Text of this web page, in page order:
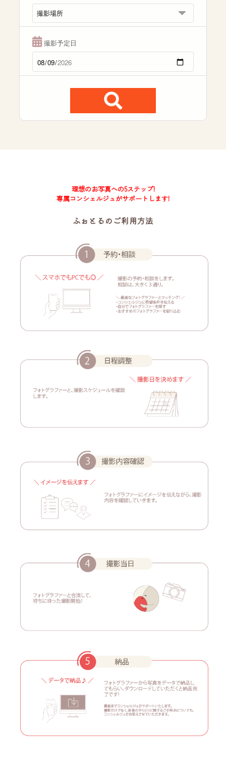
撮影予定日
理想のお写真への5ステップ!
専属コンシェルジュがサポートします!
ふぉとるのご利用方法